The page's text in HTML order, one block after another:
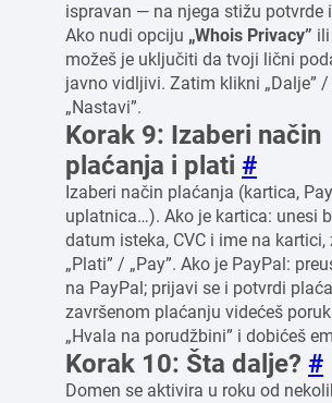
ispravan — na njega stižu potvrde
Ako nudi opciju „Whois Privacy” ili
možeš je uključiti da tvoji lični
javno vidljivi. Zatim klikni „Dalje” /
„Nastavi”.
Korak 9: Izaberi način
plaćanja i plati #
Izaberi način plaćanja (kartica,
uplatnica…). Ako je kartica: unesi
datum isteka, CVC i ime na
„Plati” / „Pay”. Ako je PayPal:
na PayPal; prijavi se i potvrdi
završenom plaćanju videćeš
„Hvala na porudžbini” i dobićeš
Korak 10: Šta dalje? #
Domen se aktivira u roku od